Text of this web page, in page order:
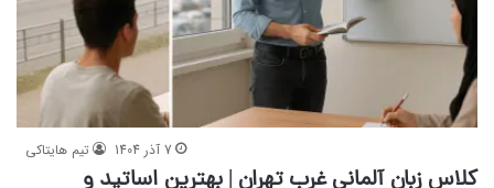
تیم هایتاکی 7 آذر 1404
کلاس زبان آلمانی غرب تهران | بهترین اساتید و